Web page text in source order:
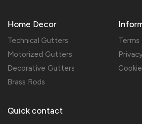
Home Decor
Technical Gutters
Motorized Gutters
Decorative Gutters
Brass Rods
Terms
Quick contact